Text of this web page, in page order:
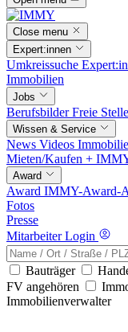
Close menu
Expert:innen
Umkreissuche
Immobilien
Jobs
BerufsbilderFreie
Wissen & Service
News Videos
Mieten/Kaufen +
Award
Award IMMY-Award-
Fotos
Presse
Mitarbeiter Login
Bauträger
FV angehören
Immobilienverwalter